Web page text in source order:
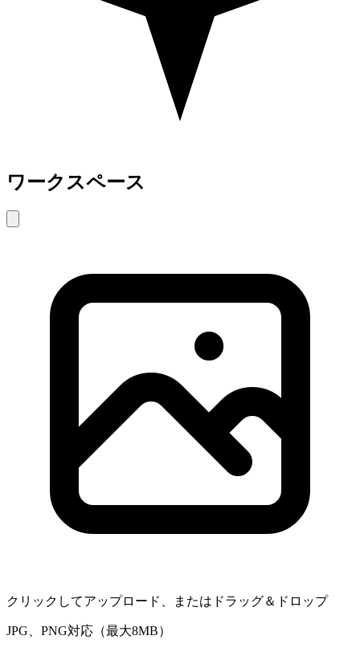
ワークスペース
クリックしてアップロード、またはドラッグ＆ドロップ
JPG、PNG対応（最大8MB）